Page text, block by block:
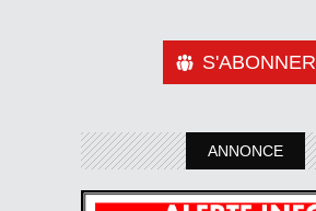
S'ABONNER
ANNONCE